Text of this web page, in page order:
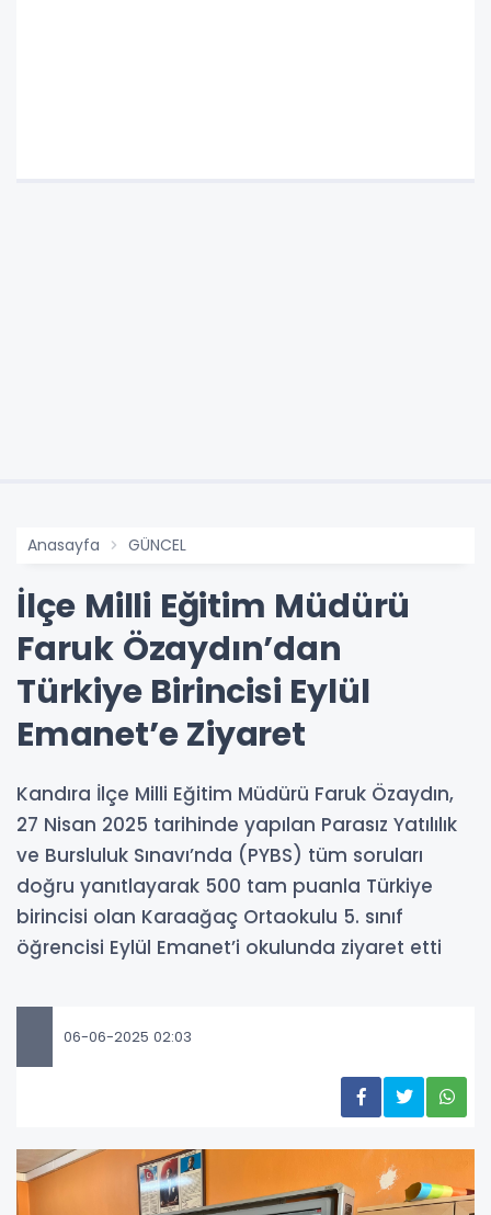
Anasayfa GÜNCEL
İlçe Milli Eğitim Müdürü
Faruk Özaydın’dan
Türkiye Birincisi Eylül
Emanet’e Ziyaret
Kandıra İlçe Milli Eğitim Müdürü Faruk Özaydın,
27 Nisan 2025 tarihinde yapılan Parasız Yatılılık
ve Bursluluk Sınavı’nda (PYBS) tüm soruları
doğru yanıtlayarak 500 tam puanla Türkiye
birincisi olan Karaağaç Ortaokulu 5. sınıf
öğrencisi Eylül Emanet’i okulunda ziyaret etti
06-06-2025 02:03